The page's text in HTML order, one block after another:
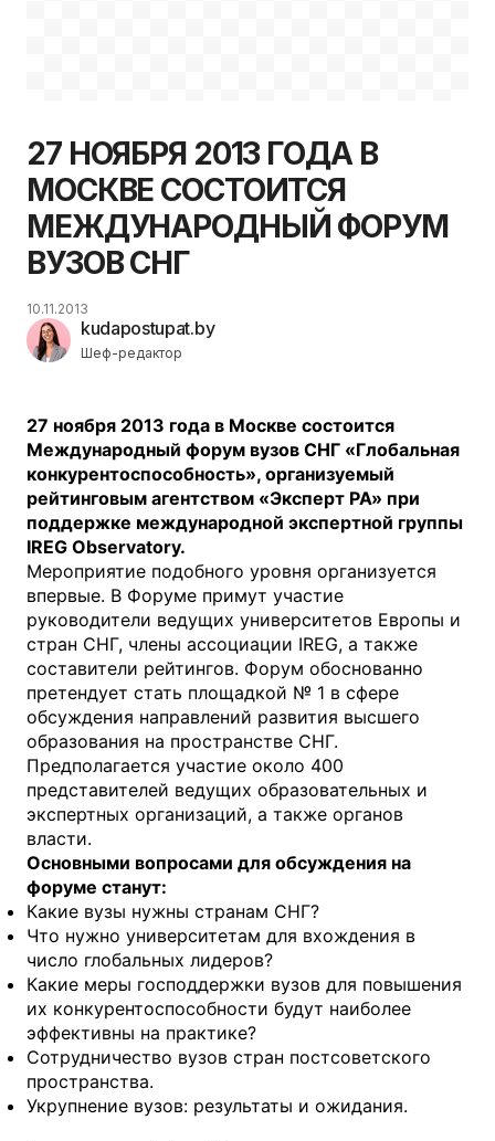
27 НОЯБРЯ 2013 ГОДА В
МОСКВЕ СОСТОИТСЯ
МЕЖДУНАРОДНЫЙ ФОРУМ
ВУЗОВ СНГ
kudapostupat.by
Шеф-редактор
10.11.2013
27 ноября 2013 года в Москве состоится
Международный форум вузов СНГ «Глобальная
конкурентоспособность», организуемый
рейтинговым агентством «Эксперт РА» при
поддержке международной экспертной группы
IREG Observatory.
Мероприятие подобного уровня организуется
впервые. В Форуме примут участие
руководители ведущих университетов Европы и
стран СНГ, члены ассоциации IREG, а также
составители рейтингов. Форум обоснованно
претендует стать площадкой № 1 в сфере
обсуждения направлений развития высшего
образования на пространстве СНГ.
Предполагается участие около 400
представителей ведущих образовательных и
экспертных организаций, а также органов
власти.
Основными вопросами для обсуждения на
форуме станут:
Какие вузы нужны странам СНГ?
Что нужно университетам для вхождения в
число глобальных лидеров?
Какие меры господдержки вузов для повышения
их конкурентоспособности будут наиболее
эффективны на практике?
Сотрудничество вузов стран постсоветского
пространства.
Укрупнение вузов: результаты и ожидания.